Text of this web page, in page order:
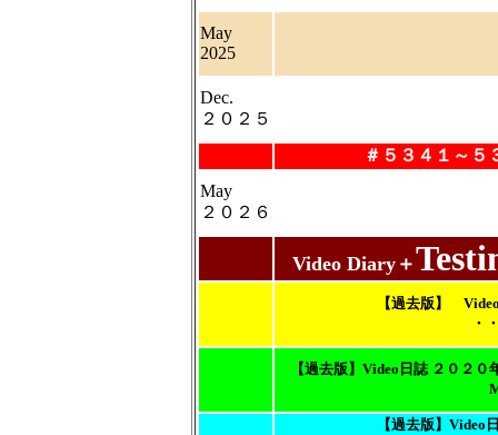
May
2025
Dec.
２０２５
＃５３４１～５
May
２０２６
Video Diary＋
【過去版】
・
【過去版】Video日誌 ２０２
May
【過去版】Video